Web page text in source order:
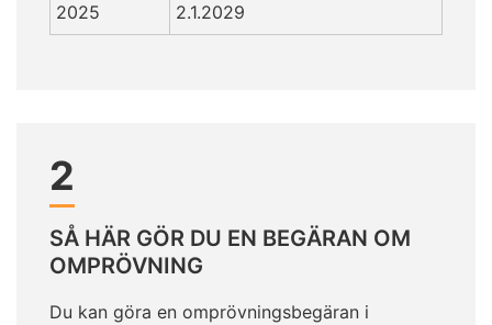
2025 2.1.2029
2
SÅ HÄR GÖR DU EN BEGÄRAN OM
OMPRÖVNING
Du kan göra en omprövningsbegäran i